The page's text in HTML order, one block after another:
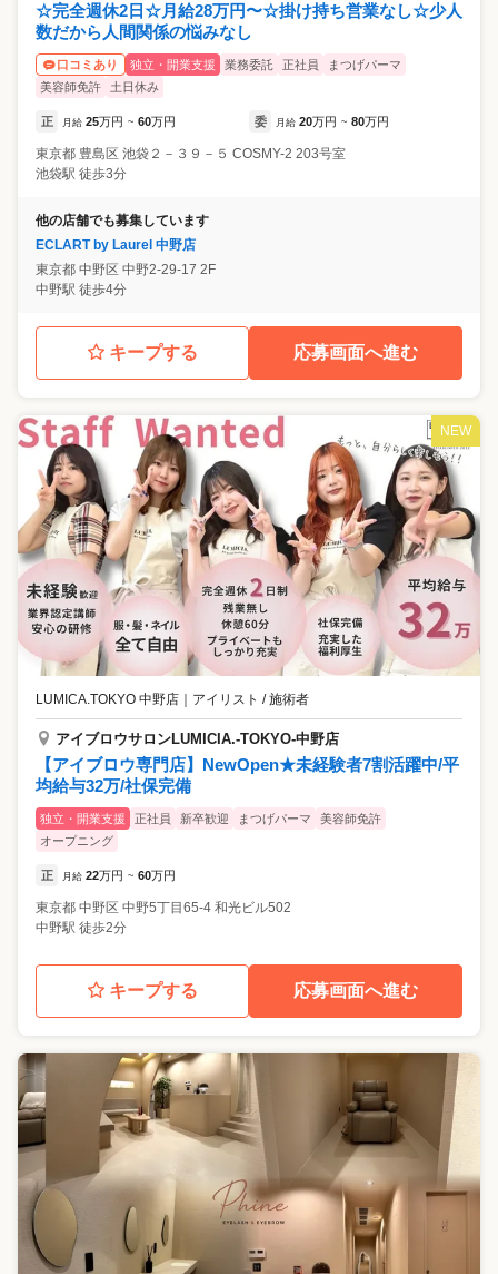
☆完全週休2日☆月給28万円〜☆掛け持ち営業なし☆少人
数だから人間関係の悩みなし
口コミあり 独立・開業支援 業務委託 正社員
まつげパーマ
美容師免許
土日休み
正 月給 25万円 ~ 60万円 委 月給 20万円 ~ 80万円
東京都 豊島区 池袋２－３９－５ COSMY-2 203号室
池袋駅 徒歩3分
他の店舗でも募集しています
ECLART by Laurel 中野店
東京都 中野区 中野2-29-17 2F
中野駅 徒歩4分
キープする 応募画面へ進む
NEW
LUMICA.TOKYO 中野店 アイリスト / 施術者
アイブロウサロンLUMICIA.-TOKYO-中野店
【アイブロウ専門店】NewOpen★未経験者7割活躍中/平
均給与32万/社保完備
独立・開業支援 正社員 新卒歓迎 まつげパーマ
美容師免許
オープニング
正 月給 22万円 ~ 60万円
東京都 中野区 中野5丁目65-4 和光ビル502
中野駅 徒歩2分
キープする 応募画面へ進む